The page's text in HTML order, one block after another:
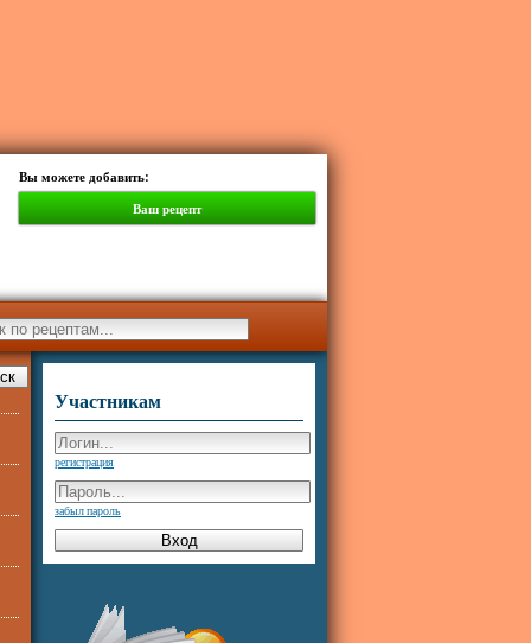
Вы можете добавить:
Ваш рецепт
Участникам
регистрация
забыл пароль